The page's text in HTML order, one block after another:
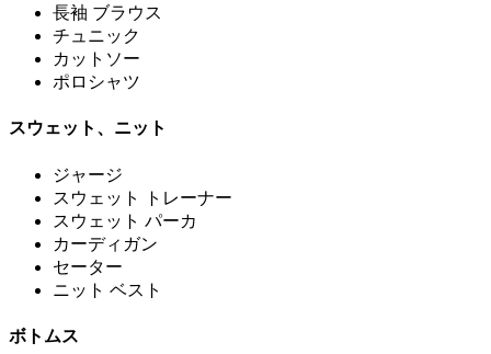
長袖 ブラウス
チュニック
カットソー
ポロシャツ
スウェット、ニット
ジャージ
スウェット トレーナー
スウェット パーカ
カーディガン
セーター
ニット ベスト
ボトムス